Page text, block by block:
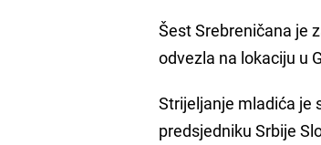
Šest Srebreničana je
odvezla na lokaciju u
Strijeljanje mladića je
predsjedniku Srbije